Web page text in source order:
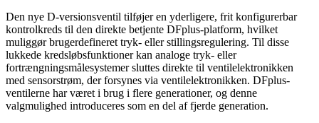
Den nye D-versionsventil tilføjer en yderligere, frit konfigurerbar
kontrolkreds til den direkte betjente DFplus-platform, hvilket
muliggør brugerdefineret tryk- eller stillingsregulering. Til disse
lukkede kredsløbsfunktioner kan analoge tryk- eller
fortrængningsmålesystemer sluttes direkte til ventilelektronikken
med sensorstrøm, der forsynes via ventilelektronikken. DFplus-
ventilerne har været i brug i flere generationer, og denne
valgmulighed introduceres som en del af fjerde generation.